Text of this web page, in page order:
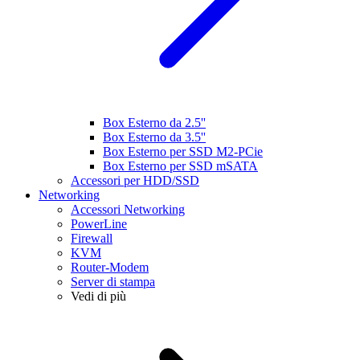
Box Esterno da 2.5''
Box Esterno da 3.5''
Box Esterno per SSD M2-PCie
Box Esterno per SSD mSATA
Accessori per HDD/SSD
Networking
Accessori Networking
PowerLine
Firewall
KVM
Router-Modem
Server di stampa
Vedi di più